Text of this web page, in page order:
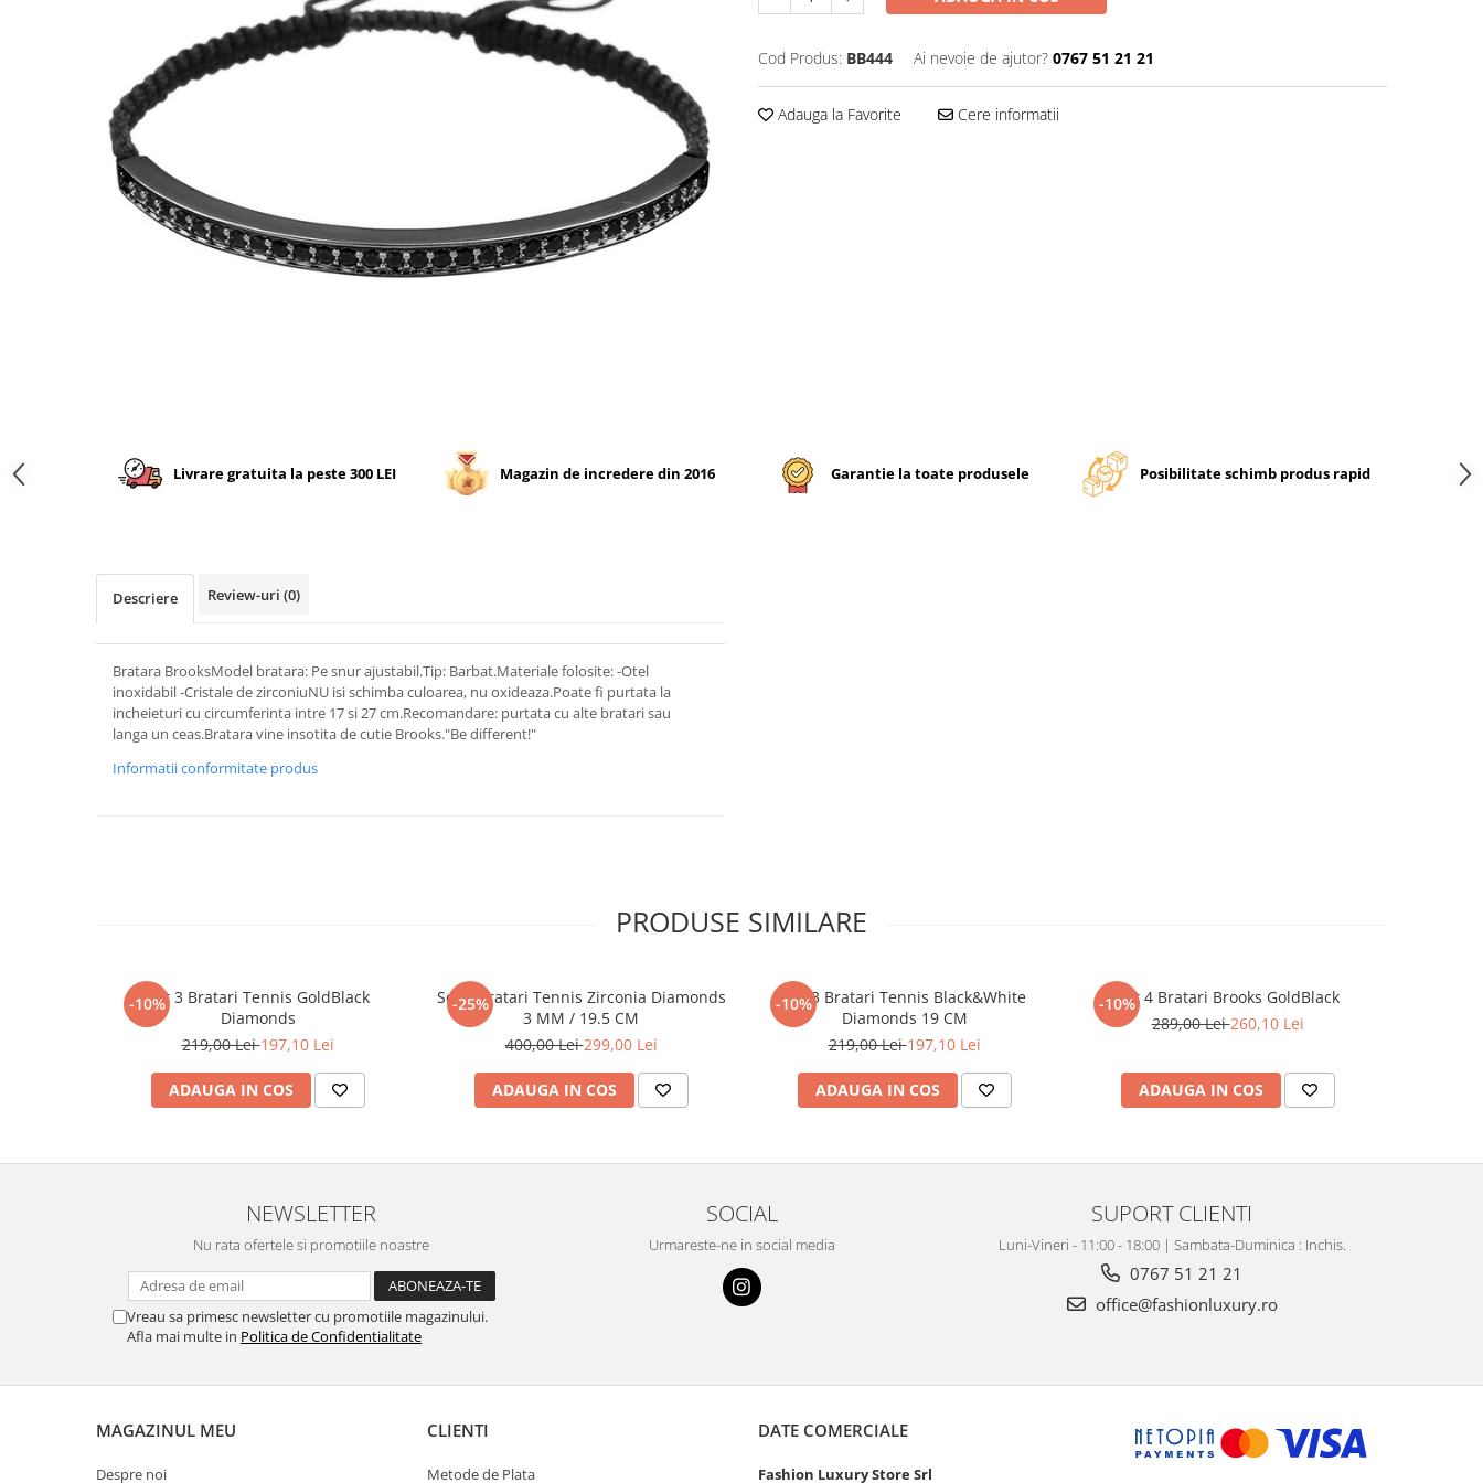
Cod Produs: BB444 Ai nevoie de ajutor? 0767 51 21 21
Adauga la Favorite Cere informatii
Livrare gratuita la peste 300 LEI Magazin de incredere din 2016 Garantie la toate produsele Posibilitate schimb produs rapid
Descriere Review-uri (0)
Bratara BrooksModel bratara: Pe snur ajustabil.Tip: Barbat.Materiale folosite: -Otel
inoxidabil -Cristale de zirconiuNU isi schimba culoarea, nu oxideaza.Poate fi purtata la
incheieturi cu circumferinta intre 17 si 27 cm.Recomandare: purtata cu alte bratari sau
langa un ceas.Bratara vine insotita de cutie Brooks."Be different!"
Informatii conformitate produs
PRODUSE SIMILARE
-10%Set 3 Bratari Tennis GoldBlack
Diamonds
219,00 Lei197,10 Lei
ADAUGA IN COS
-25%
Set 5 Bratari Tennis Zirconia Diamonds
3 MM / 19.5 CM
400,00 Lei299,00 Lei
ADAUGA IN COS
-10%
Set 3 Bratari Tennis Black&White
Diamonds 19 CM
219,00 Lei197,10 Lei
ADAUGA IN COS
-10%Set 4 Bratari Brooks GoldBlack
289,00 Lei260,10 Lei
ADAUGA IN COS
NEWSLETTER
Nu rata ofertele si promotiile noastre
Vreau sa primesc newsletter cu promotiile magazinului.
Afla mai multe in Politica de Confidentialitate
SOCIAL
Urmareste-ne in social media
SUPORT CLIENTI
Luni-Vineri - 11:00 - 18:00 | Sambata-Duminica : Inchis.
0767 51 21 21
office@fashionluxury.ro
MAGAZINUL MEU
Despre noi
CLIENTI
Metode de Plata
DATE COMERCIALE
Fashion Luxury Store Srl